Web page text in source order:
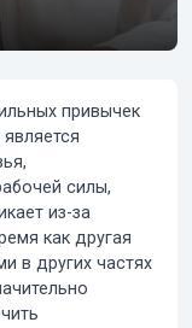
привычек
является
силы,
из-за
как другая
в других частях